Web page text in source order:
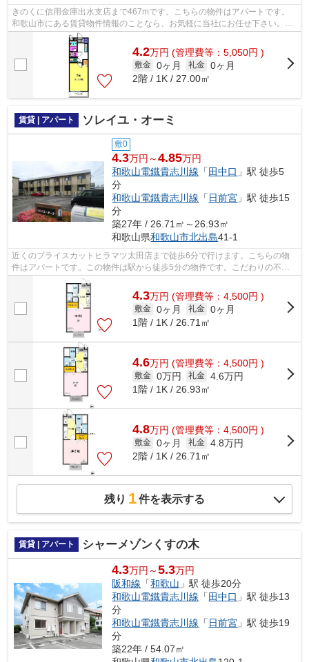
きのくに信用金庫出水支店まで467mです。こちらの物件はアパートです。
和歌山市にある賃貸物件情報のことなら、お気軽に当社にお任せ下さい。賃
貸情報を豊富に取り扱っているので、お...
4.2万円 (管理費等：5,050円 )
敷金 0ヶ月 礼金 0ヶ月
2階 / 1K / 27.00㎡
賃貸 | アパート ソレイユ・オーミ
敷0
4.3万円～4.85万円
和歌山電鐵貴志川線 「 田中口 」駅 徒歩5
分
和歌山電鐵貴志川線 「 日前宮 」駅 徒歩15
分
築27年 / 26.71㎡～26.93㎡
和歌山県和歌山市北出島41-1
近くのプライスカットヒラマツ太田店まで徒歩6分で行けます。こちらの物
件はアパートです。この物件は駅から徒歩5分の物件です。こだわりの不動
産情報を整理してお伝えします。ホーム...
4.3万円 (管理費等：4,500円 )
敷金 0ヶ月 礼金 0ヶ月
1階 / 1K / 26.71㎡
4.6万円 (管理費等：4,500円 )
敷金 0万円 礼金 4.6万円
1階 / 1K / 26.93㎡
4.8万円 (管理費等：4,500円 )
敷金 0ヶ月 礼金 4.8万円
2階 / 1K / 26.71㎡
残り 1件を表示する
賃貸 | アパート シャーメゾンくすの木
4.3万円～5.3万円
阪和線 「和歌山 」駅 徒歩20分
和歌山電鐵貴志川線 「 田中口 」駅 徒歩13
分
和歌山電鐵貴志川線 「 日前宮 」駅 徒歩19
分
築22年 / 54.07㎡